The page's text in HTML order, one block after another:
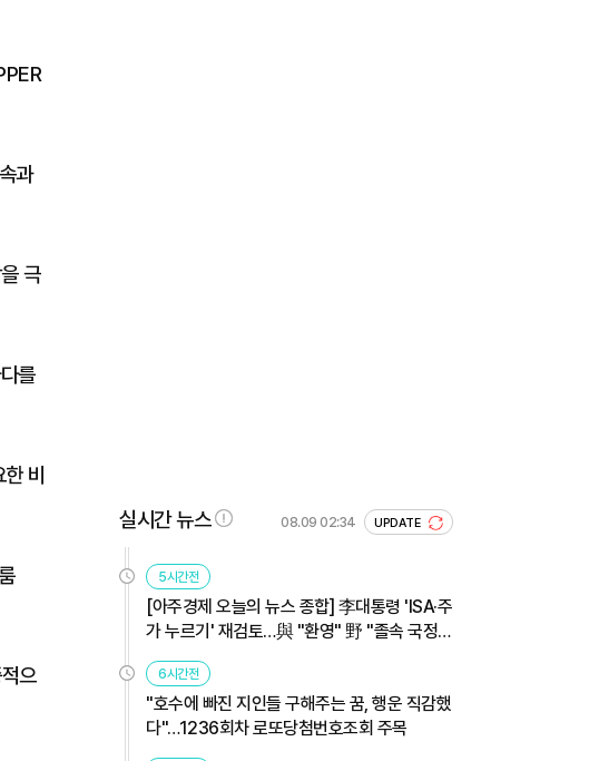
과
극
를
비
으
실시간 뉴스 08.09 02:34 UPDATE
5시간전
[아주경제 오늘의 뉴스 종합] 李대통령 'ISA·주
가 누르기' 재검토…與 "환영" 野 "졸속 국정"
外
6시간전
"호수에 빠진 지인들 구해주는 꿈, 행운 직감했
다"…1236회차 로또당첨번호조회 주목